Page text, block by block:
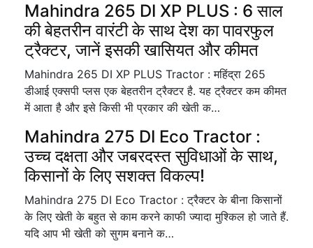
Mahindra 265 DI XP PLUS : 6 साल
की बेहतरीन वारंटी के साथ देश का पावरफुल
ट्रैक्टर, जानें इसकी खासियत और कीमत
Mahindra 265 DI XP PLUS Tractor : महिंद्रा 265
डीआई एक्सपी प्लस एक बेहतरीन ट्रैक्टर है. यह ट्रैक्टर कम कीमत
में आता है और इसे किसी भी प्रकार की खेती क…
Mahindra 275 DI Eco Tractor :
उच्च दक्षता और जबरदस्त सुविधाओं के साथ,
किसानों के लिए सशक्त विकल्प!
Mahindra 275 DI Eco Tractor : ट्रैक्टर के बीना किसानों
के लिए खेती के बहुत से काम करने काफी ज्यादा मुश्किल हो जाते हैं.
यदि आप भी खेती को सुगम बनाने क…